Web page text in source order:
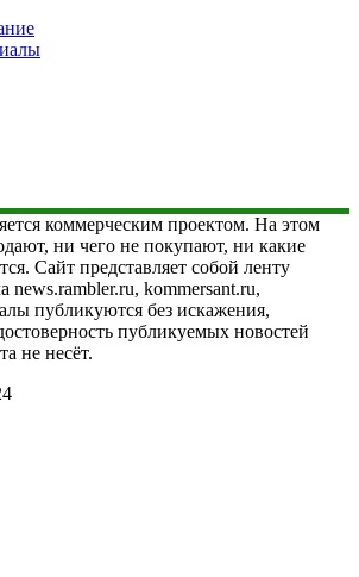
коммерческим проектом. На этом
ни чего не покупают, ни какие
Сайт представляет собой ленту
news.rambler.ru, kommersant.ru,
публикуются без искажения,
публикуемых новостей
не несёт.